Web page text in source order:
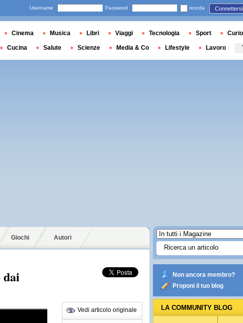
Giochi Autori
dai
Vedi articolo originale
Non ancora membro?
Proponi il tuo blog
LA COMMUNITY BLOG
Username Password ricorda Connettersi
Cinema Musica Libri Viaggi Tecnologia Sport
Cucina Salute Scienze Media & Co Lifestyle Lavoro